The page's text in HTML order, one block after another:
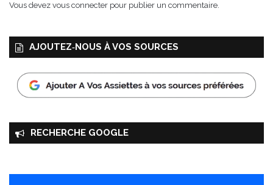
u
Vous devez vous connecter pour publier un commentaire.
AJOUTEZ‑NOUS À VOS SOURCES
RECHERCHE GOOGLE